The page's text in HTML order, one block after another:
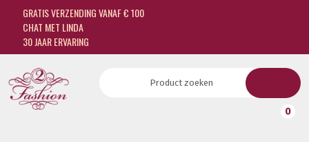
GRATIS VERZENDING VANAF € 100
CHAT MET LINDA
30 JAAR ERVARING
0